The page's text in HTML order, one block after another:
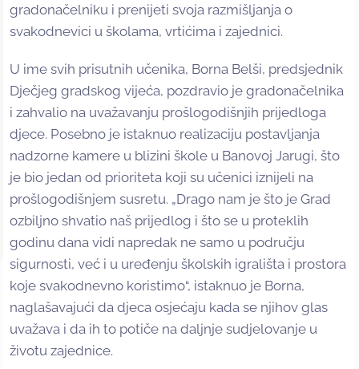
gradonačelniku i prenijeti svoja razmišljanja o
svakodnevici u školama, vrtićima i zajednici.
U ime svih prisutnih učenika, Borna Belši, predsjednik
Dječjeg gradskog vijeća, pozdravio je gradonačelnika
i zahvalio na uvažavanju prošlogodišnjih prijedloga
djece. Posebno je istaknuo realizaciju postavljanja
nadzorne kamere u blizini škole u Banovoj Jarugi, što
je bio jedan od prioriteta koji su učenici iznijeli na
prošlogodišnjem susretu. „Drago nam je što je Grad
ozbiljno shvatio naš prijedlog i što se u proteklih
godinu dana vidi napredak ne samo u području
sigurnosti, već i u uređenju školskih igrališta i prostora
koje svakodnevno koristimo“, istaknuo je Borna,
naglašavajući da djeca osjećaju kada se njihov glas
uvažava i da ih to potiče na daljnje sudjelovanje u
životu zajednice.